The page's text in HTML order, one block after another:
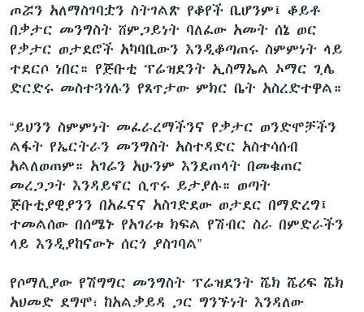
ጦሯን አለማስገባቷን ስትገልጽ የቆየች ቢሆንም፤ ቆይቶ
በቃታር መንግስት ሸምጋይነት ባለፈው አመት ሰኔ ወር
የቃታር ወታደሮች አካባቢውን እንዲቆጣጠሩ ስምምነት ላይ
ተደርሶ ነበር። የጅቡቲ ፕሬዝደንት ኢስማኤል ኦማር ጊሌ
ድርድሩ መስተጓጎሉን የጸጥታው ምክር ቤት አስረድተዋል።
“ይህንን ስምምነት መፈራረማችንና የቃታር ወንድሞቻችን
ልፋት የኤርትራን መንግስት አስተዳድር አስተሳሰብ
አልለወጠም። አገሬን አሁንም እንደጠላት በመቁጠር
መረጋጋት እንዳይኖር ሲጥሩ ይታያሉ። ወጣት
ጅቡቲያዊያንን በአፈናና አስገድደው ወታደር በማድረግ፤
ተመልሰው በሰሜኑ የአገሪቱ ክፍል የሽብር ስራ በምድራችን
ላይ እንዲያከናውኑ ሰርጎ ያስገባል”
የሶማሊያው የሽግግር መንግስት ፕሬዝደንት ሼክ ሼሪፍ ሼክ
አህመድ ደግሞ፣ ከአልቃይዳ ጋር ግንኙነት እንዳለው